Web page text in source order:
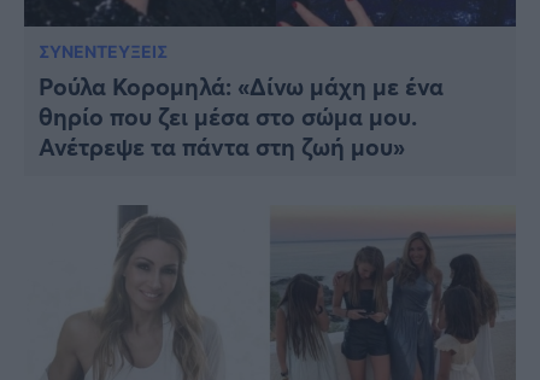
ΣΥΝΕΝΤΕΥΞΕΙΣ
Ρούλα Κορoμηλά: «Δίνω μάχη με ένα
θηρίο που ζει μέσα στο σώμα μου.
Ανέτρεψε τα πάντα στη ζωή μου»